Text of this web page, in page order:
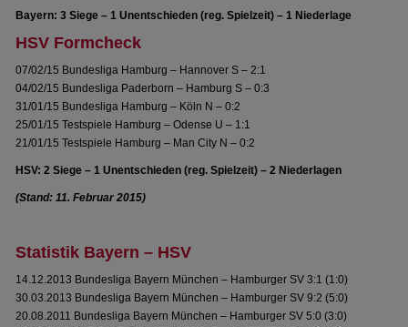
Bayern: 3 Siege – 1 Unentschieden (reg. Spielzeit) – 1 Niederlage
HSV Formcheck
07/02/15 Bundesliga Hamburg – Hannover S – 2:1
04/02/15 Bundesliga Paderborn – Hamburg S – 0:3
31/01/15 Bundesliga Hamburg – Köln N – 0:2
25/01/15 Testspiele Hamburg – Odense U – 1:1
21/01/15 Testspiele Hamburg – Man City N – 0:2
HSV: 2 Siege – 1 Unentschieden (reg. Spielzeit) – 2 Niederlagen
(Stand: 11. Februar 2015)
Statistik Bayern – HSV
14.12.2013 Bundesliga Bayern München – Hamburger SV 3:1 (1:0)
30.03.2013 Bundesliga Bayern München – Hamburger SV 9:2 (5:0)
20.08.2011 Bundesliga Bayern München – Hamburger SV 5:0 (3:0)